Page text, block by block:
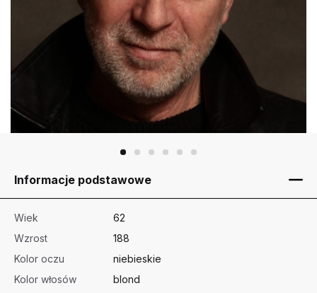
Informacje podstawowe
Wiek
62
Wzrost
188
Kolor oczu
niebieskie
Kolor włosów
blond